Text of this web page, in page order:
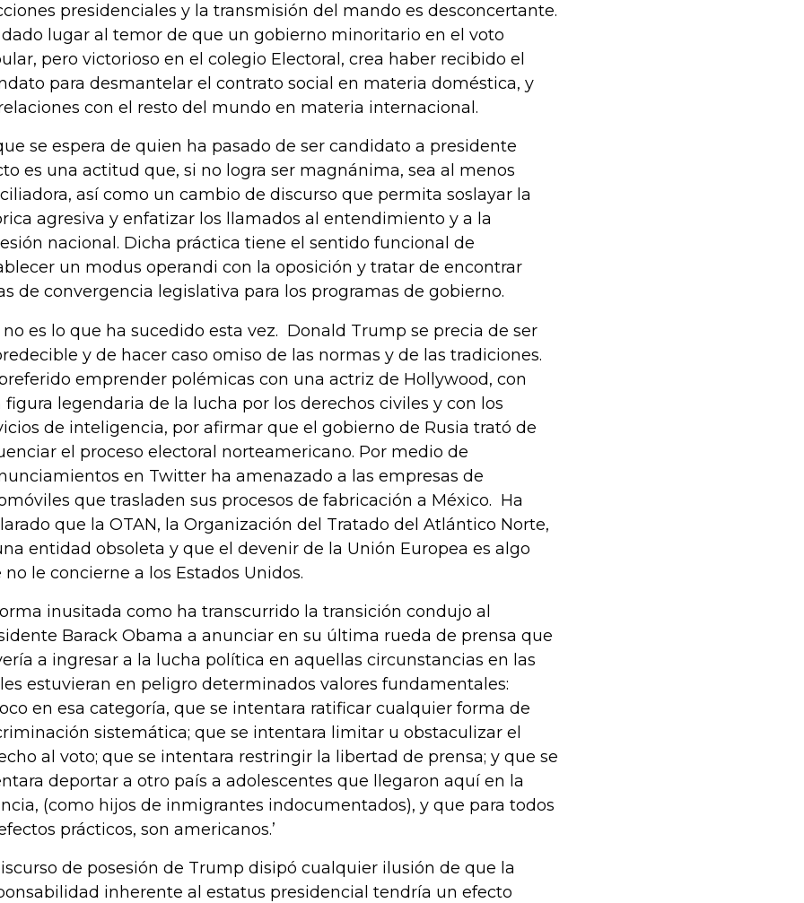
presidenciales y la transmisión del mando es desconcertante.
dado lugar al temor de que un gobierno minoritario en el voto
pero victorioso en el colegio Electoral, crea haber recibido el
para desmantelar el contrato social en materia doméstica, y
con el resto del mundo en materia internacional.
se espera de quien ha pasado de ser candidato a presidente
es una actitud que, si no logra ser magnánima, sea al menos
así como un cambio de discurso que permita soslayar la
agresiva y enfatizar los llamados al entendimiento y a la
nacional. Dicha práctica tiene el sentido funcional de
un modus operandi con la oposición y tratar de encontrar
de convergencia legislativa para los programas de gobierno.
no es lo que ha sucedido esta vez. Donald Trump se precia de ser
y de hacer caso omiso de las normas y de las tradiciones.
emprender polémicas con una actriz de Hollywood, con
figura legendaria de la lucha por los derechos civiles y con los
de inteligencia, por afirmar que el gobierno de Rusia trató de
el proceso electoral norteamericano. Por medio de
en Twitter ha amenazado a las empresas de
que trasladen sus procesos de fabricación a México. Ha
que la OTAN, la Organización del Tratado del Atlántico Norte,
entidad obsoleta y que el devenir de la Unión Europea es algo
no le concierne a los Estados Unidos.
inusitada como ha transcurrido la transición condujo al
Barack Obama a anunciar en su última rueda de prensa que
a ingresar a la lucha política en aquellas circunstancias en las
estuvieran en peligro determinados valores fundamentales:
en esa categoría, que se intentara ratificar cualquier forma de
sistemática; que se intentara limitar u obstaculizar el
al voto; que se intentara restringir la libertad de prensa; y que se
deportar a otro país a adolescentes que llegaron aquí en la
(como hijos de inmigrantes indocumentados), y que para todos
prácticos, son americanos.’
de posesión de Trump disipó cualquier ilusión de que la
inherente al estatus presidencial tendría un efecto